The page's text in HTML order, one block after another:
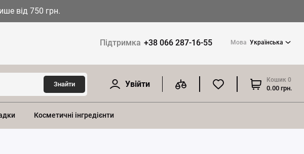
від 750 грн.
Підтримка +38 066 287-16-55 Мова Українська
Знайти Увійти Кошик 0
0.00 грн.
Косметичні інгредієнти